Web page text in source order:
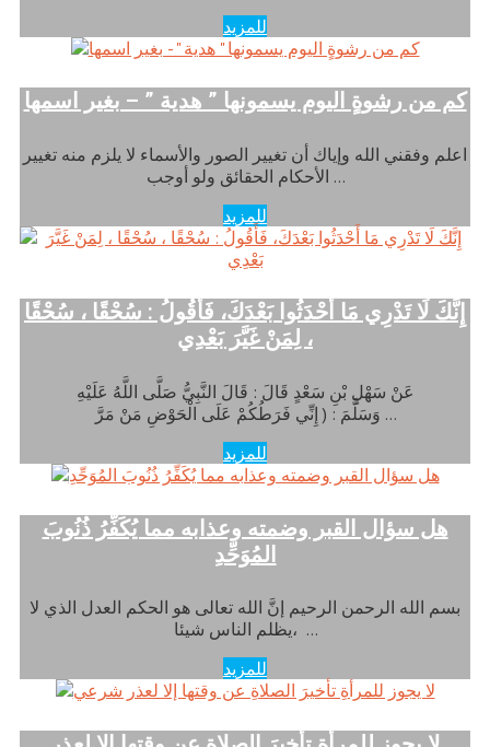
للمزيد
كم من رشوةٍ اليوم يسمونها ” هدية ” – بغير اسمها
اعلم وفقني الله وإياك أن تغيير الصور والأسماء لا يلزم منه تغيير
الأحكام الحقائق ولو أوجب …
للمزيد
إِنَّكَ لَا تَدْرِي مَا أَحْدَثُوا بَعْدَكَ، فَأَقُولُ : سُحْقًا ، سُحْقًا
، لِمَنْ غَيَّرَ بَعْدِي
عَنْ سَهْلِ بْنِ سَعْدٍ قَالَ : قَالَ النَّبِيُّ صَلَّى اللَّهُ عَلَيْهِ
وَسَلَّمَ : ( إِنِّي فَرَطُكُمْ عَلَى الْحَوْضِ مَنْ مَرَّ …
للمزيد
هل سؤال القبر وضمته وعذابه مما يُكَفِّرُ ذُنُوبَ
المُوَحِّدِ
بسم الله الرحمن الرحيم إنَّ الله تعالى هو الحكم العدل الذي لا
يظلم الناس شيئا، …
للمزيد